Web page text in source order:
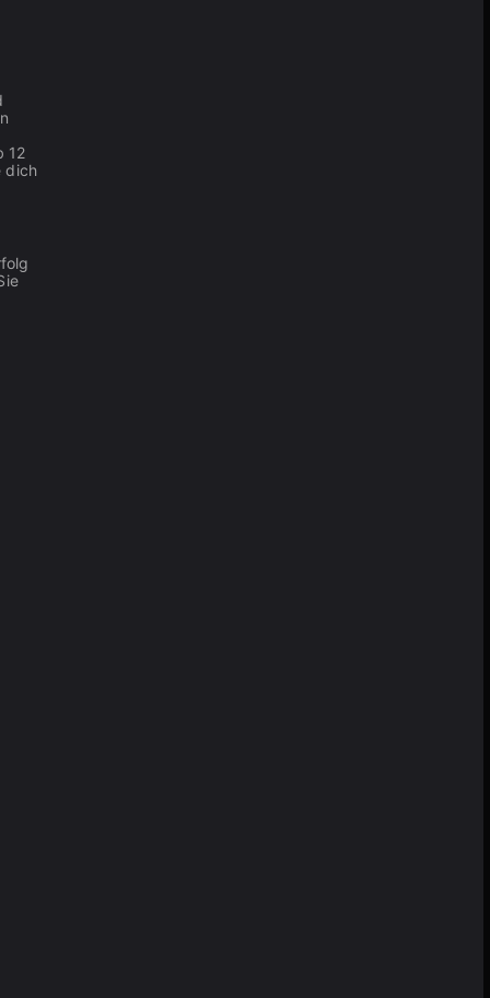
12
dich